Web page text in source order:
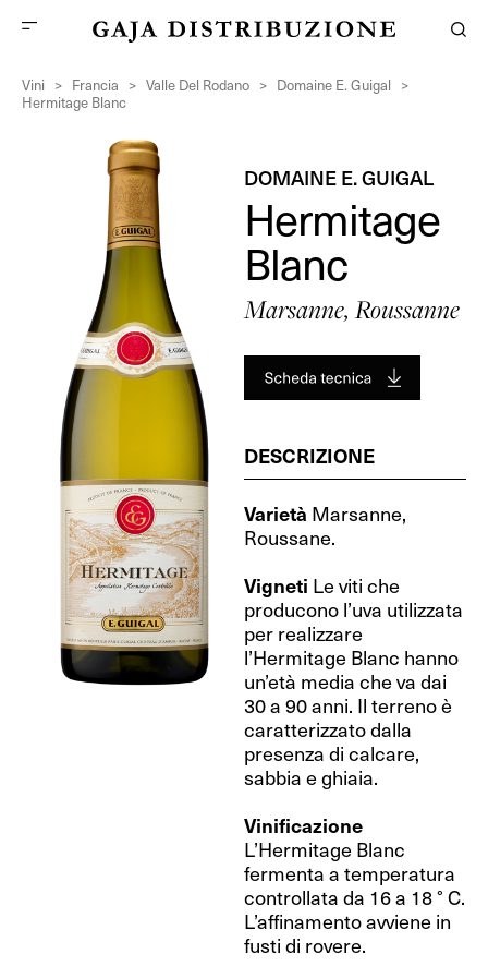
Vini > Francia > Valle Del Rodano > Domaine E. Guigal
>
Hermitage Blanc
DOMAINE E. GUIGAL
Hermitage
Blanc
Marsanne, Roussanne
DESCRIZIONE
Varietà Marsanne,
Roussane.
Vigneti Le viti che
producono l’uva utilizzata
per realizzare
l’Hermitage Blanc hanno
un’età media che va dai
30 a 90 anni. Il terreno è
caratterizzato dalla
presenza di calcare,
sabbia e ghiaia.
Vinificazione
L’Hermitage Blanc
fermenta a temperatura
controllata da 16 a 18 ° C.
L’affinamento avviene in
fusti di rovere.